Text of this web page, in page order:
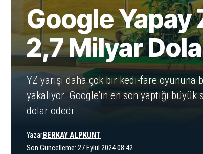
Google Yapay
2,7 Milyar
YZ yarışı daha çok bir kedi-fare
yakalıyor. Google'ın en son yaptığı
dolar ödedi.
Son Güncelleme: 27 Eylül 2024 08:42
YazarBERKAY ALPKUNT